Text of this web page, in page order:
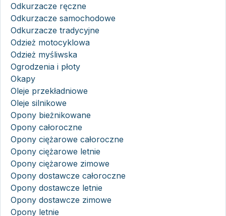
Odkurzacze ręczne
Odkurzacze samochodowe
Odkurzacze tradycyjne
Odzież motocyklowa
Odzież myśliwska
Ogrodzenia i płoty
Okapy
Oleje przekładniowe
Oleje silnikowe
Opony bieżnikowane
Opony całoroczne
Opony ciężarowe całoroczne
Opony ciężarowe letnie
Opony ciężarowe zimowe
Opony dostawcze całoroczne
Opony dostawcze letnie
Opony dostawcze zimowe
Opony letnie